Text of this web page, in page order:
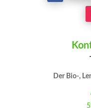
Der Bio-,